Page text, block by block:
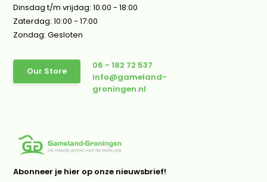
Dinsdag t/m vrijdag: 10:00 - 18:00
Zaterdag: 10:00 - 17:00
Zondag: Gesloten
Our Store
06 - 182 72 537
info@gameland-
groningen.nl
Abonneer je hier op onze nieuwsbrief!